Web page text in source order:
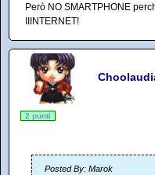
Però NO SMARTPHONE
IIINTERNET!
2 punti
Posted By: Marok